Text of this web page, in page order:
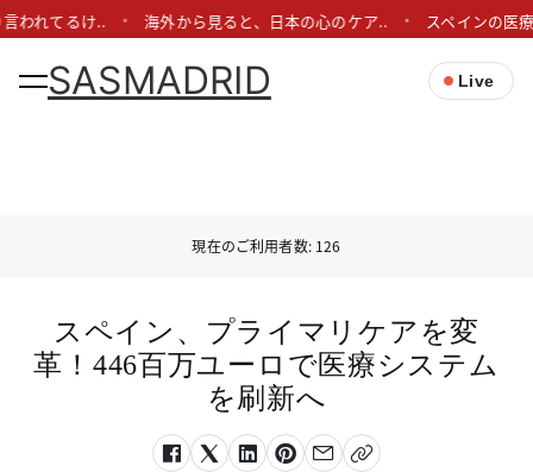
われてるけ.. 海外から見ると、日本の心のケア.. スペインの医
SASMADRID Live
現在のご利用者数: 126
スペイン、プライマリケアを変
革！446百万ユーロで医療システム
を刷新へ